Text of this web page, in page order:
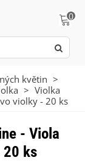
0
květin >
> Violka
violky - 20 ks
- Viola
ks